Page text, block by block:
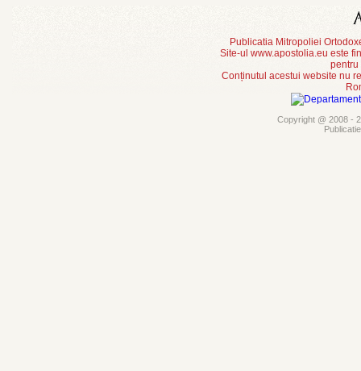
Publicatia Mitropoliei
Site-ul www.apostolia.eu este
pentru
Conținutul acestui website nu
Copyright @ 2008 -